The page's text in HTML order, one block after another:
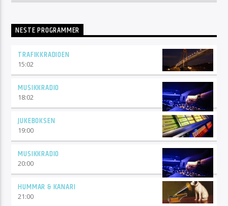
NESTE PROGRAMMER
TRAFIKKRADIOEN
15:02
MUSIKKRADIO
18:02
JUKEBOKSEN
19:00
MUSIKKRADIO
20:00
HUMMAR & KANARI
21:00